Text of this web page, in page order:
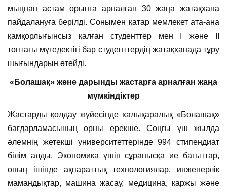
мыңнан астам орынға арналған 30 жаңа жатақхана
пайдалануға берілді. Сонымен қатар мемлекет ата-ана
қамқорлығынсыз қалған студенттер мен I және II
топтағы мүгедектігі бар студенттердің жатақханада тұру
шығындарын өтейді.
«Болашақ» және дарынды жастарға арналған жаңа
мүмкіндіктер
Жастарды қолдау жүйесінде халықаралық «Болашақ»
бағдарламасының орны ерекше. Соңғы үш жылда
әлемнің жетекші университеттерінде 994 стипендиат
білім алды. Экономика үшін сұранысқа ие бағыттар,
оның ішінде ақпараттық технологиялар, инженерлік
мамандықтар, машина жасау, медицина, қаржы және